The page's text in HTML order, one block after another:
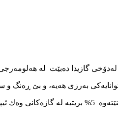
له‌دۆخی‌ گازیدا ده‌بێت له‌
به‌رزی‌ هه‌یه‌، و بێ ڕه‌نگ و
زۆرینه‌ی‌ پێكهاته‌كانی‌ بریتیه‌ له‌ گازی‌ میپان به‌ڕێژه‌ی‌ 95% و ئه‌وه‌ی‌ كه‌